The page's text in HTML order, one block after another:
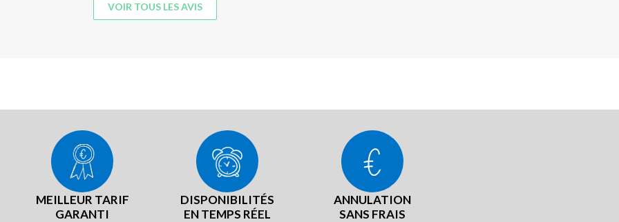
VOIR TOUS LES AVIS
MEILLEUR TARIF
GARANTI
DISPONIBILITÉS
EN TEMPS RÉEL
ANNULATION
SANS FRAIS